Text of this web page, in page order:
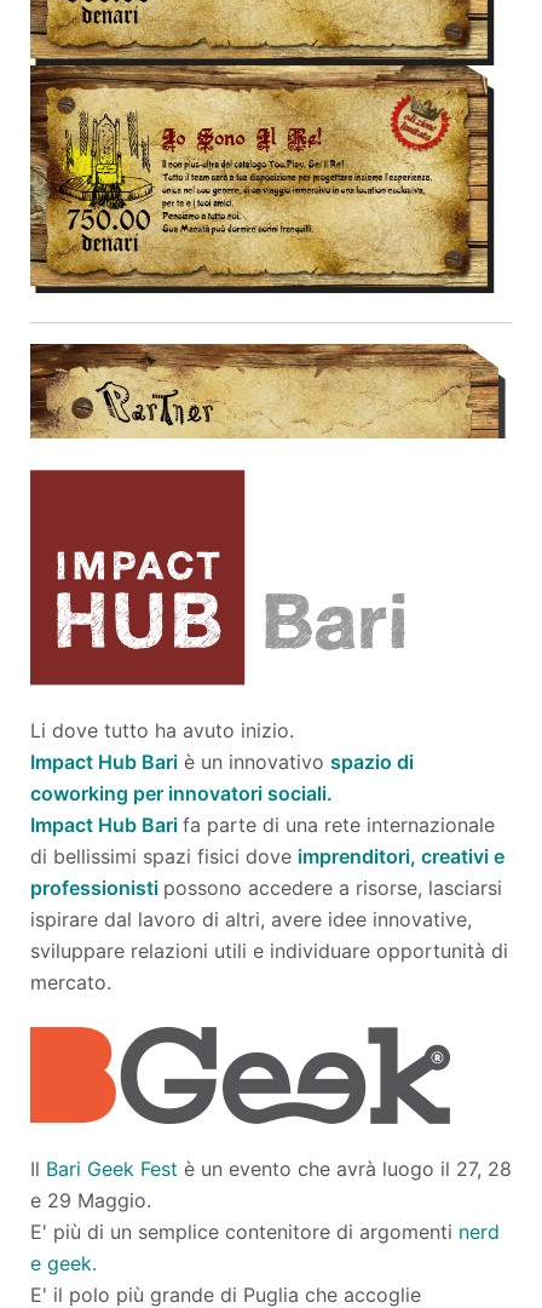
Li dove tutto ha avuto inizio.
Impact Hub Bari è un innovativo spazio di
coworking per innovatori sociali.
Impact Hub Bari fa parte di una rete internazionale
di bellissimi spazi fisici dove imprenditori, creativi e
professionisti possono accedere a risorse, lasciarsi
ispirare dal lavoro di altri, avere idee innovative,
sviluppare relazioni utili e individuare opportunità di
mercato.
Il Bari Geek Fest è un evento che avrà luogo il 27, 28
e 29 Maggio.
E' più di un semplice contenitore di argomenti nerd
e geek.
E' il polo più grande di Puglia che accoglie